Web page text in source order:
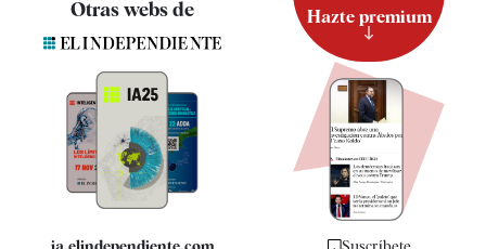
Quiénes somos
Especificaciones
Otras webs de
ia.elindependiente.com
Hazte premium
Suscríbete